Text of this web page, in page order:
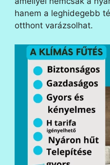
hanem a leghidegebb
otthont varázsolhat.